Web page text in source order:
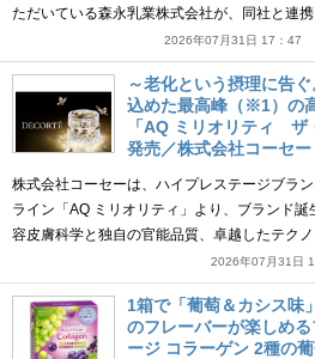
ただいている森永乳業株式会社が、同社と連
2026年07月31日 17：47
～老化という摂理に告
込めた最高峰（※1）の
「AQ ミリオリティ ザ
発売／株式会社コーセー
株式会社コーセーは、ハイプレステージブラ
ライン「AQ ミリオリティ」より、ブランド
容皮膚科学と独自の官能品質、卓越したテク
2026年07月31日
1箱で「葡萄＆カシス味
のフレーバーが楽しめ
ージ コラーゲン 2種の